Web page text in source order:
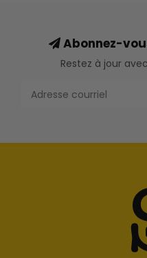
Abonnez-
Restez à jour